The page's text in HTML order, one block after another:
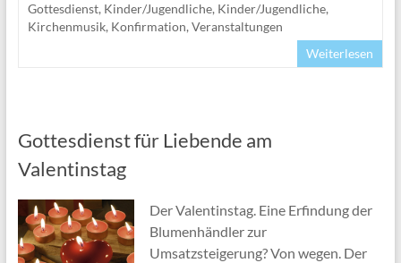
Gottesdienst, Kinder/Jugendliche, Kinder/Jugendliche,
Kirchenmusik, Konfirmation, Veranstaltungen
Weiterlesen
Gottesdienst für Liebende am
Valentinstag
Der Valentinstag. Eine Erfindung der
Blumenhändler zur
Umsatzsteigerung? Von wegen. Der